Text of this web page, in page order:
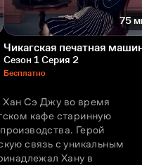
75
Чикагская печатная
Сезон 1 Серия 2
Бесплатно
Хан Сэ Джу во время
кафе старинную
Герой
связь с уникальным
Хану в